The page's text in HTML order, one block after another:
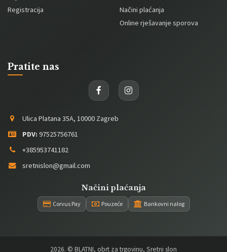
Registracija
Načini plaćanja
Online rješavanje sporova
Pratite nas
Ulica Platana 35A, 10000 Zagreb
PDV: 97525756761
+385953741182
sretnislon@gmail.com
Načini plaćanja
Corvus Pay Pouzeće Bankovni nalog
2026. © BLATNI, obrt za trgovinu, Sretni slon